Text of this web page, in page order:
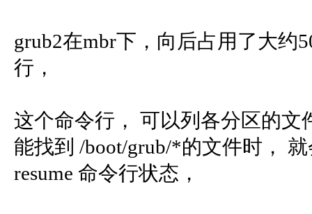
grub2在mbr下，向后占用了大约
行，
这个命令行， 可以列各分区的文
能找到 /boot/grub/*的文件时，
resume 命令行状态，